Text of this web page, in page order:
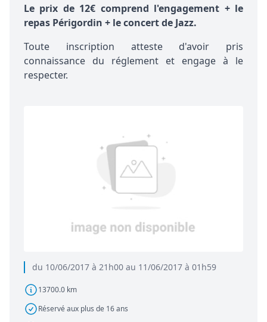
du 10/06/2017 à 21h00 au 11/06/2017 à 01h59
13700.0 km
Réservé aux plus de 16 ans
Le prix de 12€ comprend l'engagement + le
repas Périgordin + le concert de Jazz.
Toute inscription atteste d'avoir pris
connaissance du réglement et engage à le
respecter.